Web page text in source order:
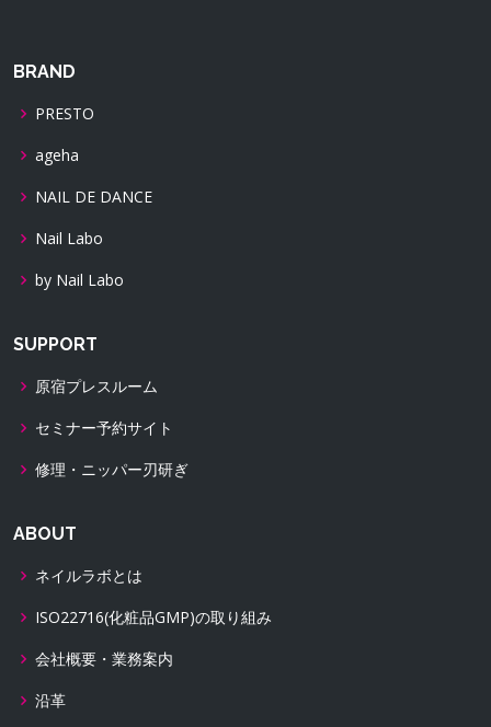
BRAND
PRESTO
ageha
NAIL DE DANCE
Nail Labo
by Nail Labo
SUPPORT
原宿プレスルーム
セミナー予約サイト
修理・ニッパー刃研ぎ
ABOUT
ネイルラボとは
ISO22716(化粧品GMP)の取り組み
会社概要・業務案内
沿革